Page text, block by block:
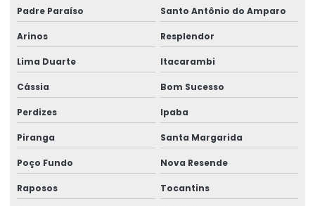
Talha Fixa Cinta Industrial
Talha Fixa De Cabo De Aço
Talha Fixa Duplaviga Para Indústrias
Talha Fixa Para Cargas Extrema
Talha Fixa Para Indústria Pesada
Talha Fixa Para Projetos De Engenharia Pesada
Talha Motorizada Para Pontes Rolantes Duplaviga
Padre Paraíso Santo Antônio do Amparo
Arinos Resplendor
Lima Duarte Itacarambi
Cássia Bom Sucesso
Perdizes Ipaba
Piranga Santa Margarida
Poço Fundo Nova Resende
Raposos Tocantins